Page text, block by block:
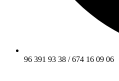
96 391 93 38 / 674 16 09 06